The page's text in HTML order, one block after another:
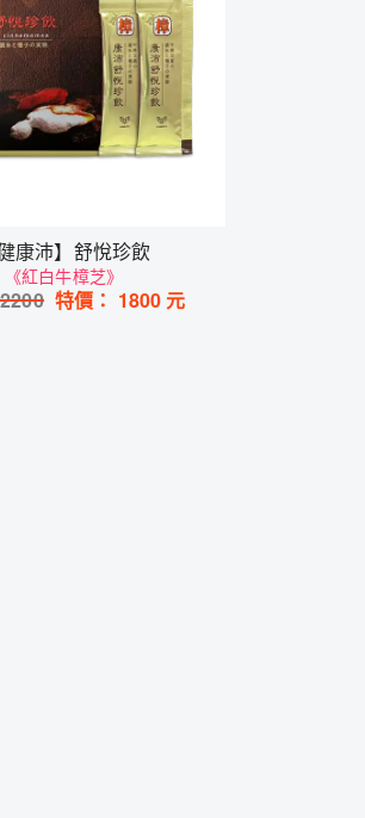
健康沛】舒悅珍飲
《紅白牛樟芝》
2200 特價： 1800 元